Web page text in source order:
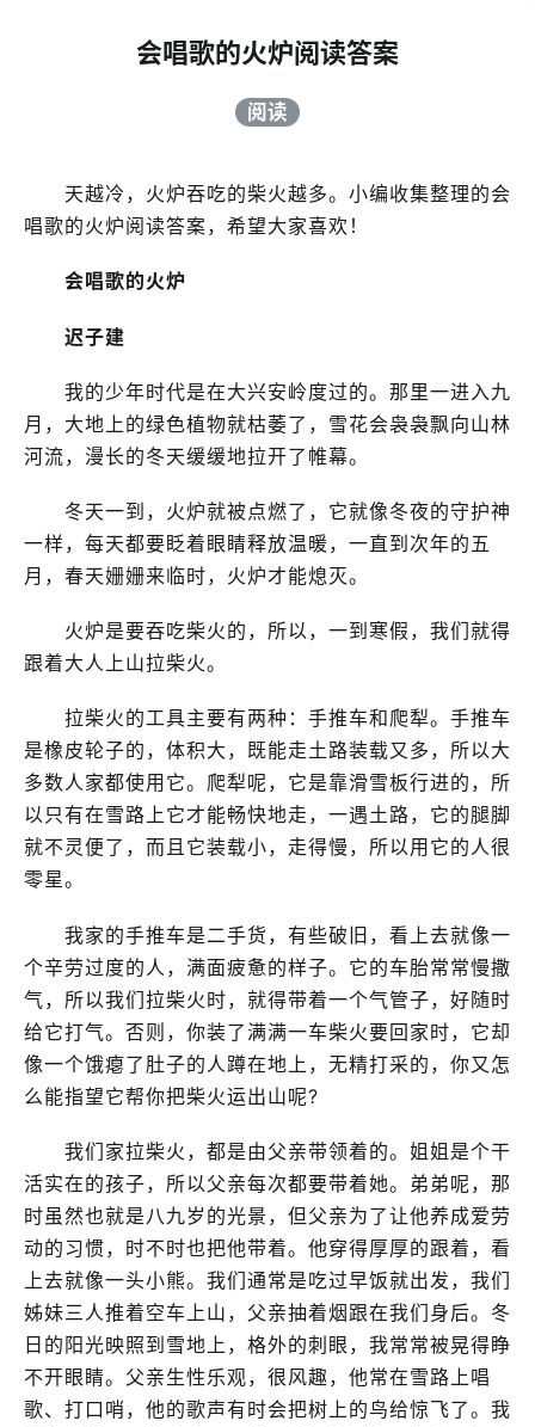
会唱歌的火炉阅读答案
阅读
天越冷，火炉吞吃的柴火越多。小编收集整理的会
唱歌的火炉阅读答案，希望大家喜欢！
会唱歌的火炉
迟子建
我的少年时代是在大兴安岭度过的。那里一进入九
月，大地上的绿色植物就枯萎了，雪花会袅袅飘向山林
河流，漫长的冬天缓缓地拉开了帷幕。
冬天一到，火炉就被点燃了，它就像冬夜的守护神
一样，每天都要眨着眼睛释放温暖，一直到次年的五
月，春天姗姗来临时，火炉才能熄灭。
火炉是要吞吃柴火的，所以，一到寒假，我们就得
跟着大人上山拉柴火。
拉柴火的工具主要有两种：手推车和爬犁。手推车
是橡皮轮子的，体积大，既能走土路装载又多，所以大
多数人家都使用它。爬犁呢，它是靠滑雪板行进的，所
以只有在雪路上它才能畅快地走，一遇土路，它的腿脚
就不灵便了，而且它装载小，走得慢，所以用它的人很
零星。
我家的手推车是二手货，有些破旧，看上去就像一
个辛劳过度的人，满面疲惫的样子。它的车胎常常慢撒
气，所以我们拉柴火时，就得带着一个气管子，好随时
给它打气。否则，你装了满满一车柴火要回家时，它却
像一个饿瘪了肚子的人蹲在地上，无精打采的，你又怎
么能指望它帮你把柴火运出山呢?
我们家拉柴火，都是由父亲带领着的。姐姐是个干
活实在的孩子，所以父亲每次都要带着她。弟弟呢，那
时虽然也就是八九岁的光景，但父亲为了让他养成爱劳
动的习惯，时不时也把他带着。他穿得厚厚的跟着，看
上去就像一头小熊。我们通常是吃过早饭就出发，我们
姊妹三人推着空车上山，父亲抽着烟跟在我们身后。冬
日的阳光映照到雪地上，格外的刺眼，我常常被晃得睁
不开眼睛。父亲生性乐观，很风趣，他常在雪路上唱
歌、打口哨，他的歌声有时会把树上的鸟给惊飞了。我